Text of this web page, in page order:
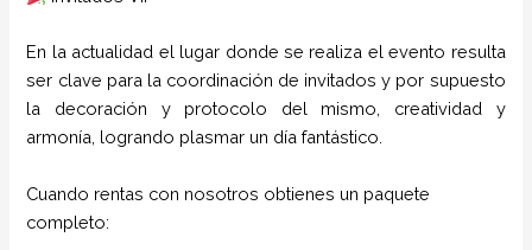
En la actualidad el lugar donde se realiza el evento resulta
ser clave para la coordinación de invitados y por supuesto
la decoración y protocolo del mismo, creatividad y
armonía, logrando plasmar un día fantástico.
Cuando rentas con nosotros obtienes un paquete
completo: